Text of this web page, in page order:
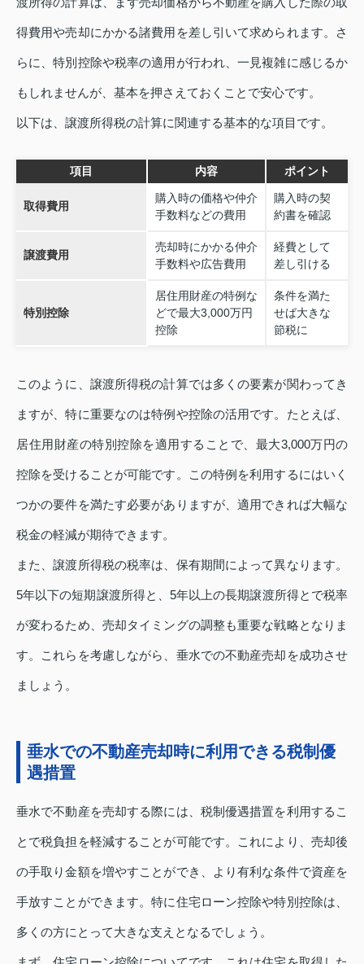
得費用や売却にかかる諸費用を差し引いて求められます。さ
らに、特別控除や税率の適用が行われ、一見複雑に感じるか
もしれませんが、基本を押さえておくことで安心です。
以下は、譲渡所得税の計算に関連する基本的な項目です。
項目 内容 ポイント
取得費用
購入時の価格や仲介
手数料などの費用
購入時の契
約書を確認
譲渡費用
売却時にかかる仲介
手数料や広告費用
経費として
差し引ける
特別控除
居住用財産の特例な
どで最大3,000万円
控除
条件を満た
せば大きな
節税に
このように、譲渡所得税の計算では多くの要素が関わってき
ますが、特に重要なのは特例や控除の活用です。たとえば、
居住用財産の特別控除を適用することで、最大3,000万円の
控除を受けることが可能です。この特例を利用するにはいく
つかの要件を満たす必要がありますが、適用できれば大幅な
税金の軽減が期待できます。
また、譲渡所得税の税率は、保有期間によって異なります。
5年以下の短期譲渡所得と、5年以上の長期譲渡所得とで税率
が変わるため、売却タイミングの調整も重要な戦略となりま
す。これらを考慮しながら、垂水での不動産売却を成功させ
ましょう。
垂水での不動産売却時に利用できる税制優
遇措置
垂水で不動産を売却する際には、税制優遇措置を利用するこ
とで税負担を軽減することが可能です。これにより、売却後
の手取り金額を増やすことができ、より有利な条件で資産を
手放すことができます。特に住宅ローン控除や特別控除は、
多くの方にとって大きな支えとなるでしょう。